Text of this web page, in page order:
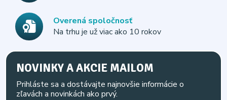
Overená spoločnosť
Na trhu je už viac ako 10 rokov
NOVINKY A AKCIE MAILOM
Prihláste sa a dostávajte najnovšie informácie o
zľavách a novinkách ako prvý.